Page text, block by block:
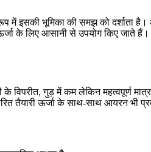
रूप में इसकी भूमिका की समझ को
के लिए आसानी से उपयोग किए जाते
गुड़ में कम लेकिन महत्वपूर्ण
तैयारी ऊर्जा के साथ-साथ आयरन भी